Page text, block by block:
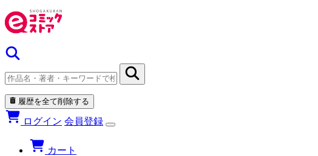
履歴を全て削除する
ログイン 会員登録
カート